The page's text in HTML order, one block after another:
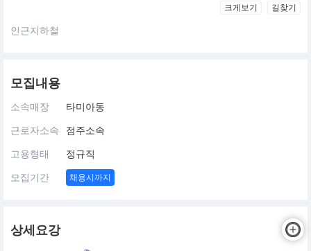
크게보기 길찾기
인근지하철
모집내용
소속매장 타미아동
근로자소속 점주소속
고용형태 정규직
모집기간 채용시까지
상세요강